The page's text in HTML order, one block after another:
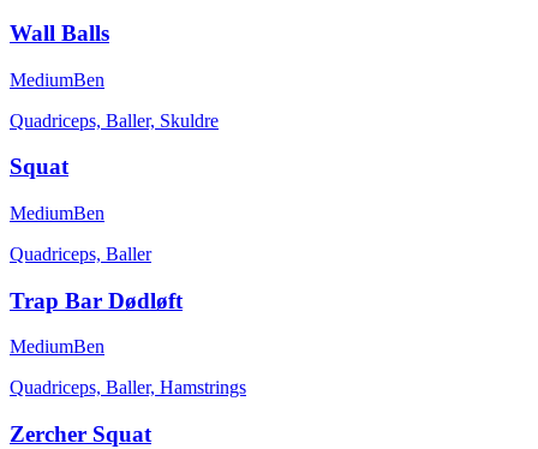
Wall Balls
MediumBen
Quadriceps, Baller, Skuldre
Squat
MediumBen
Quadriceps, Baller
Trap Bar Dødløft
MediumBen
Quadriceps, Baller, Hamstrings
Zercher Squat